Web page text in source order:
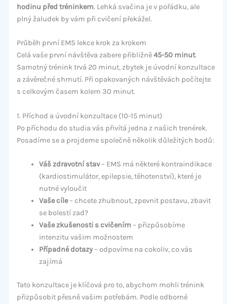
hodinu před tréninkem. Lehká svačina je v pořádku, ale
plný žaludek by vám při cvičení překážel.
Průběh první EMS lekce krok za krokem
Celá vaše první návštěva zabere přibližně45-50 minut.
Samotný trénink trvá 20 minut, zbytek je úvodní konzultace
a závěrečné shrnutí. Při opakovaných návštěvách počítejte
s celkovým časem kolem 30 minut.
1. Příchod a úvodní konzultace (10-15 minut)
Po příchodu do studia vás přivítá jedna z našich trenérek.
Posadíme se a projdeme společně několik důležitých bodů:
Váš zdravotní stav– EMS má některé kontraindikace
(kardiostimulátor, epilepsie, těhotenství), které je
nutné vyloučit
Vaše cíle– chcete zhubnout, zpevnit postavu, zbavit
se bolestí zad?
Vaše zkušenosti s cvičením – přizpůsobíme
intenzitu vašim možnostem
Případné dotazy– odpovíme na cokoliv, co vás
zajímá
Tato konzultace je klíčová pro to, abychom mohli trénink
přizpůsobit přesně vašim potřebám. Podle odborné